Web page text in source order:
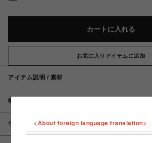
カートに入れる
お気に入りアイテムに追加
アイテム説明 / 素材
概要
サイズ <About foreign language translation>